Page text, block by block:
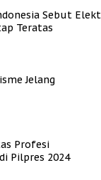
Sebut
Teratas
Jelang
Profesi
Pilpres 2024